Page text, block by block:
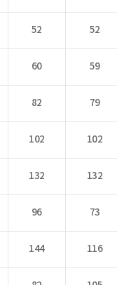
52 52
60 59
82 79
102 102
132 132
96 73
144 116